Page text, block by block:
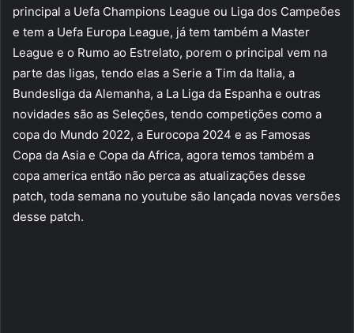
principal a Uefa Champions League ou Liga dos Campeões
e tem a Uefa Europa League, já tem também a Master
League e o Rumo ao Estrelato, porem o principal vem na
parte das ligas, tendo elas a Serie a Tim da Italia, a
Bundesliga da Alemanha, a La Liga da Espanha e outras
novidades são as Seleções, tendo competições como a
copa do Mundo 2022, a Eurocopa 2024 e as Famosas
Copa da Asia e Copa da Africa, agora temos também a
copa america então não perca as atualizações desse
patch, toda semana no youtube são lançada novas versões
desse patch.